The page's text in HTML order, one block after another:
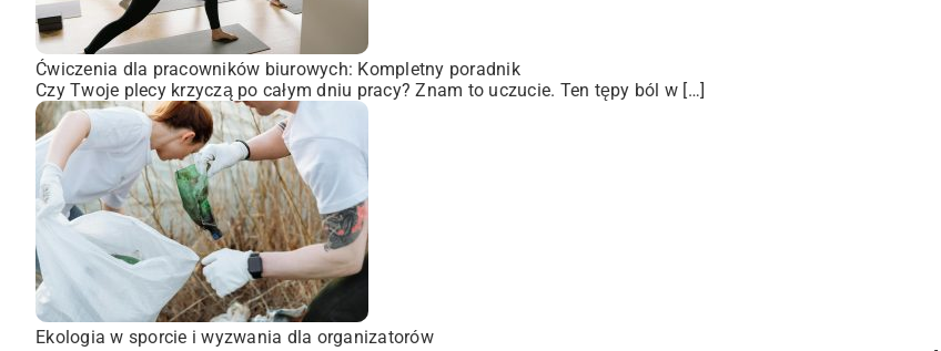
Ćwiczenia dla pracowników biurowych: Kompletny poradnik
Czy Twoje plecy krzyczą po całym dniu pracy? Znam to uczucie. Ten tępy ból w […]
Ekologia w sporcie i wyzwania dla organizatorów